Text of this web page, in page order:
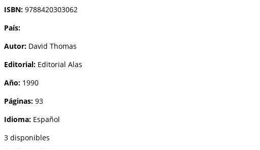
ISBN: 9788420303062
País:
Autor: David Thomas
Editorial: Editorial Alas
Año: 1990
Páginas: 93
Idioma: Español
3 disponibles